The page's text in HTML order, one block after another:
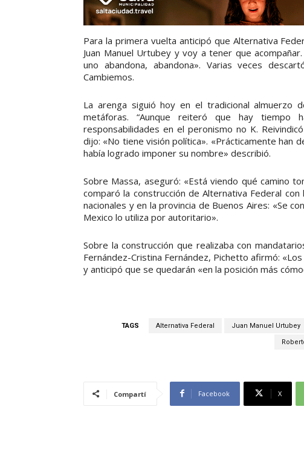
Para la primera vuelta anticipó que Alternativa
Juan Manuel Urtubey y voy a tener que
uno abandona, abandona». Varias veces
Cambiemos.
La arenga siguió hoy en el tradicional almuerzo
metáforas. “Aunque reiteró que hay
responsabilidades en el peronismo no K.
dijo: «No tiene visión política». «Prácticamente han
había logrado imponer su nombre» describió.
Sobre Massa, aseguró: «Está viendo qué camino
comparó la construcción de Alternativa Federal
nacionales y en la provincia de Buenos Aires: «Se
Mexico lo utiliza por autoritario».
Sobre la construcción que realizaba con
Fernández-Cristina Fernández, Pichetto afirmó:
y anticipó que se quedarán «en la posición más
TAGS Alternativa Federal Juan Manuel Urtubey
Compartí Facebook X